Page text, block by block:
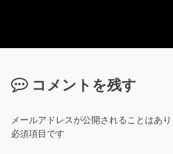
コメントを残す
メールアドレスが公開されることはあり
必須項目です